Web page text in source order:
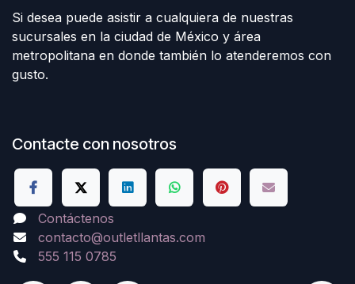
Si desea puede asistir a cualquiera de nuestras
sucursales en la ciudad de México y área
metropolitana en donde también lo atenderemos con
gusto.
Contacte con nosotros
Contáctenos
contacto@outletllantas.com
555 115 0785